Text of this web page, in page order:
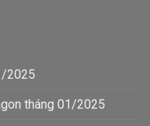
2025
tháng 01/2025